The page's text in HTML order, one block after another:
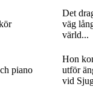
Det
väg
värld...
piano
Hon
utför
vid